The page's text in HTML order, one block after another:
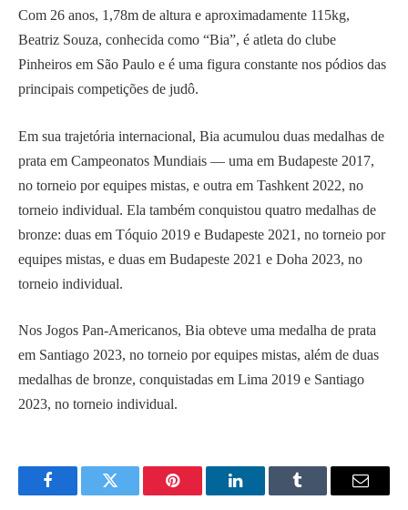
Com 26 anos, 1,78m de altura e aproximadamente 115kg,
Beatriz Souza, conhecida como “Bia”, é atleta do clube
Pinheiros em São Paulo e é uma figura constante nos pódios das
principais competições de judô.
Em sua trajetória internacional, Bia acumulou duas medalhas de
prata em Campeonatos Mundiais — uma em Budapeste 2017,
no torneio por equipes mistas, e outra em Tashkent 2022, no
torneio individual. Ela também conquistou quatro medalhas de
bronze: duas em Tóquio 2019 e Budapeste 2021, no torneio por
equipes mistas, e duas em Budapeste 2021 e Doha 2023, no
torneio individual.
Nos Jogos Pan-Americanos, Bia obteve uma medalha de prata
em Santiago 2023, no torneio por equipes mistas, além de duas
medalhas de bronze, conquistadas em Lima 2019 e Santiago
2023, no torneio individual.
FacebookTwitter Pinterest LinkedInTumblr Email